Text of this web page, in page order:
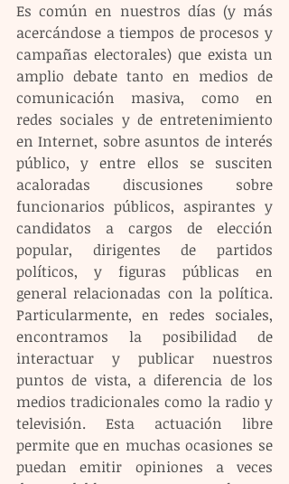
Es común en nuestros días (y más
acercándose a tiempos de procesos y
campañas electorales) que exista un
amplio debate tanto en medios de
comunicación masiva, como en
redes sociales y de entretenimiento
en Internet, sobre asuntos de interés
público, y entre ellos se susciten
acaloradas discusiones sobre
funcionarios públicos, aspirantes y
candidatos a cargos de elección
popular, dirigentes de partidos
políticos, y figuras públicas en
general relacionadas con la política.
Particularmente, en redes sociales,
encontramos la posibilidad de
interactuar y publicar nuestros
puntos de vista, a diferencia de los
medios tradicionales como la radio y
televisión. Esta actuación libre
permite que en muchas ocasiones se
puedan emitir opiniones a veces